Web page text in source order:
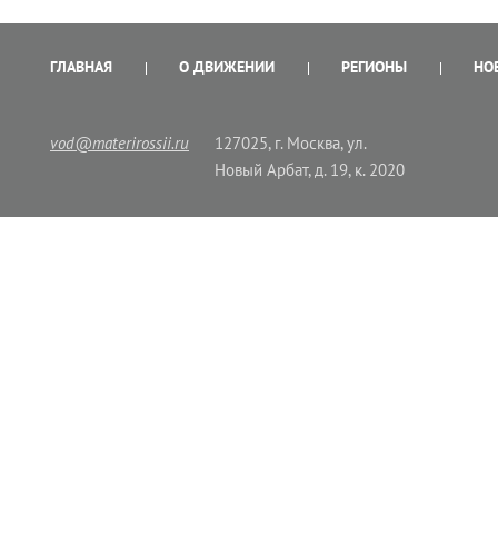
ГЛАВНАЯ О ДВИЖЕНИИ РЕГИОНЫ
vod@materirossii.ru
127025, г. Москва, ул.
Новый Арбат, д. 19, к. 2020